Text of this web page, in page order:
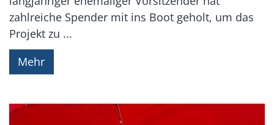
zahlreiche Spender mit ins Boot geholt, um das
Projekt zu ...
Mehr